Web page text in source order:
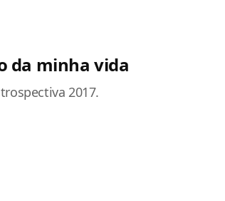
da minha vida
2017.